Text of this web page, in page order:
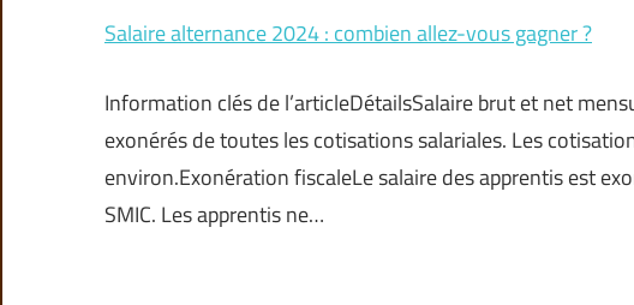
Salaire alternance 2024 : combien allez-vous gagner ?
Information clés de l’articleDétailsSalaire brut et net
exonérés de toutes les cotisations salariales. Les
environ.Exonération fiscaleLe salaire des apprentis est
SMIC. Les apprentis ne…